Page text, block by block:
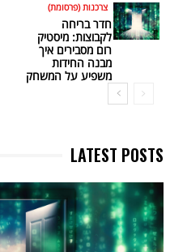
צרכנות (פרסומת)
חדר בריחה
לקבוצות: מיסטיק
רום מסבירים איך
מבנה החידות
משפיע על המשחק
LATEST POSTS